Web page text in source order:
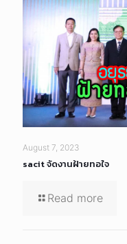
August 7, 2023
sacit จัดงานฝ้ายทอใจ
Read more